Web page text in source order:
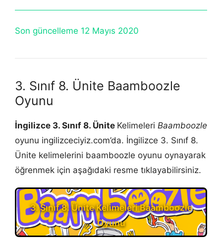
Son güncelleme 12 Mayıs 2020
3. Sınıf 8. Ünite Baamboozle
Oyunu
İngilizce 3. Sınıf 8. Ünite Kelimeleri Baamboozle
oyunu ingilizceciyiz.com’da. İngilizce 3. Sınıf 8.
Ünite kelimelerini baamboozle oyunu oynayarak
öğrenmek için aşağıdaki resme tıklayabilirsiniz.
3. Sınıf 8. Ünite Kelimeleri Baamboozle
Oyunu